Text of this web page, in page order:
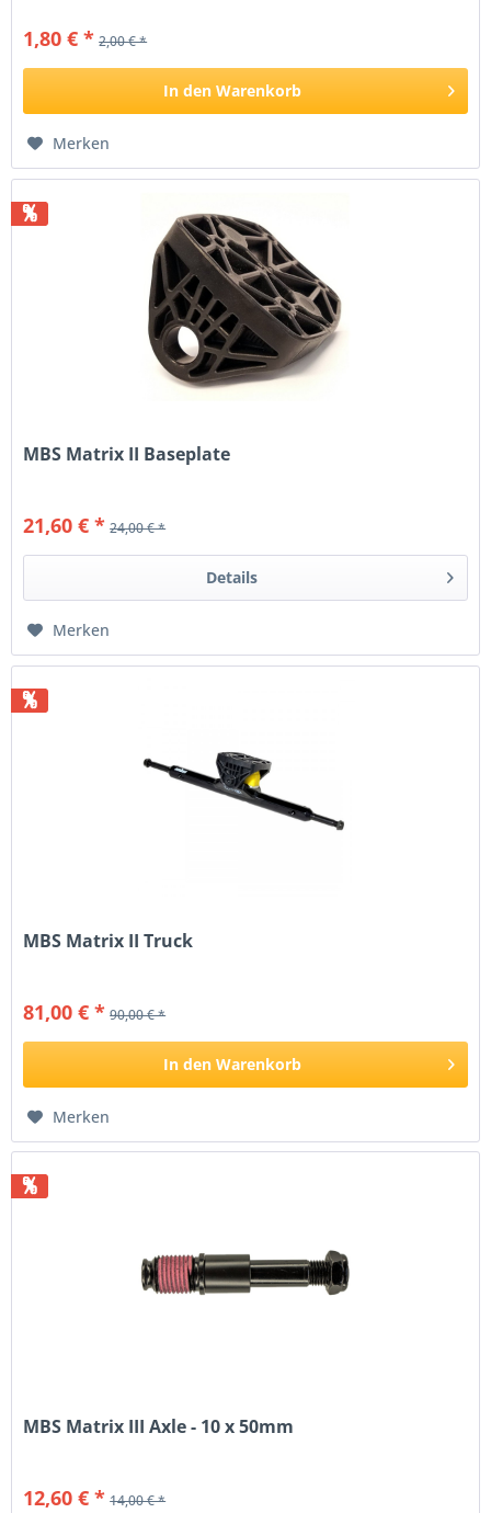
1,80 € * 2,00 € *
In den Warenkorb
Merken
%
MBS Matrix II Baseplate
21,60 € * 24,00 € *
Details
Merken
%
MBS Matrix II Truck
81,00 € * 90,00 € *
In den Warenkorb
Merken
%
MBS Matrix III Axle - 10 x 50mm
12,60 € * 14,00 € *